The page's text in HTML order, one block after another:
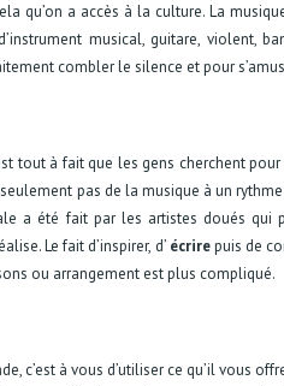
qu’on a accès à la culture. La
musical, guitare, violent,
combler le silence et pour
tout à fait que les gens cherchent
pas de la musique à un
a été fait par les artistes doués qui
Le fait d’inspirer, d’ écrirepuis de
ou arrangement est plus compliqué.
c’est à vous d’utiliser ce qu’il vous